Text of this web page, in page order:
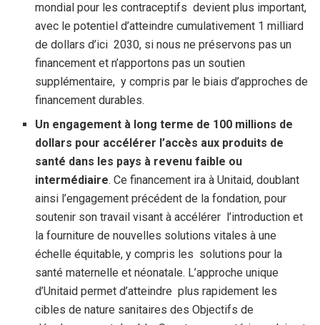
mondial pour les contraceptifs devient plus important,
avec le potentiel d’atteindre cumulativement 1 milliard
de dollars d’ici 2030, si nous ne préservons pas un
financement et n’apportons pas un soutien
supplémentaire, y compris par le biais d’approches de
financement durables.
Un engagement à long terme de 100 millions de
dollars pour accélérer l’accès aux produits de
santé dans les pays à revenu faible ou
intermédiaire. Ce financement ira à Unitaid, doublant
ainsi l’engagement précédent de la fondation, pour
soutenir son travail visant à accélérer l’introduction et
la fourniture de nouvelles solutions vitales à une
échelle équitable, y compris les solutions pour la
santé maternelle et néonatale. L’approche unique
d’Unitaid permet d’atteindre plus rapidement les
cibles de nature sanitaires des Objectifs de